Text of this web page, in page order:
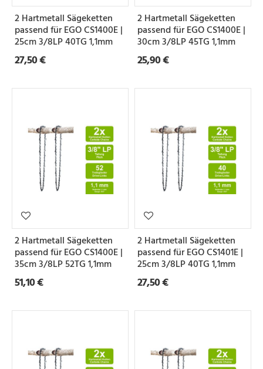
2 Hartmetall Sägeketten
passend für EGO CS1400E |
25cm 3/8LP 40TG 1,1mm
27,50 €
2 Hartmetall Sägeketten
passend für EGO CS1400E |
30cm 3/8LP 45TG 1,1mm
25,90 €
2 Hartmetall Sägeketten
passend für EGO CS1400E |
35cm 3/8LP 52TG 1,1mm
51,10 €
2 Hartmetall Sägeketten
passend für EGO CS1401E |
25cm 3/8LP 40TG 1,1mm
27,50 €
i
l
u
N
u
b
i
t
e
Z
h